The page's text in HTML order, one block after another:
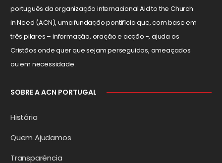
português da organização internacional Aid to the Church
in Need (ACN), uma fundação pontifícia que, com base em
três pilares – informação, oração e acção -, ajuda os
Cristãos onde quer que sejam perseguidos, ameaçados
ou em necessidade.
SOBRE A ACN PORTUGAL
História
Quem Ajudamos
Transparência